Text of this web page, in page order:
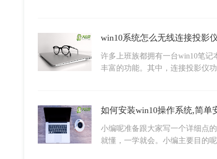
许多上班族都拥有一台win10笔
丰富的功能。其中，连接投影仪
如何安装win10操作系统,简单
小编呢准备跟大家写一个详细点
就懂，一学就会。小编主要目的